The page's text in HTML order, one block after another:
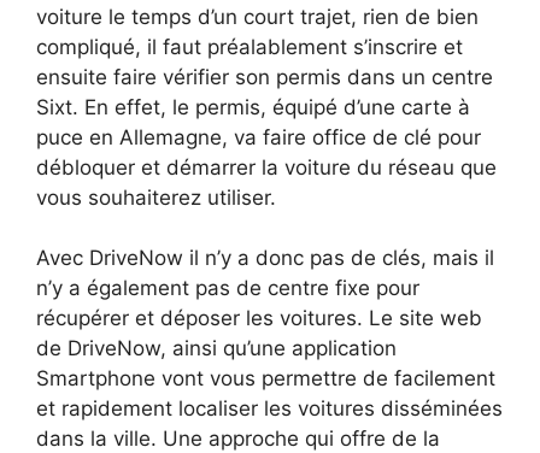
voiture le temps d’un court trajet, rien de bien
compliqué, il faut préalablement s’inscrire et
ensuite faire vérifier son permis dans un centre
Sixt. En effet, le permis, équipé d’une carte à
puce en Allemagne, va faire office de clé pour
débloquer et démarrer la voiture du réseau que
vous souhaiterez utiliser.
Avec DriveNow il n’y a donc pas de clés, mais il
n’y a également pas de centre fixe pour
récupérer et déposer les voitures. Le site web
de DriveNow, ainsi qu’une application
Smartphone vont vous permettre de facilement
et rapidement localiser les voitures disséminées
dans la ville. Une approche qui offre de la